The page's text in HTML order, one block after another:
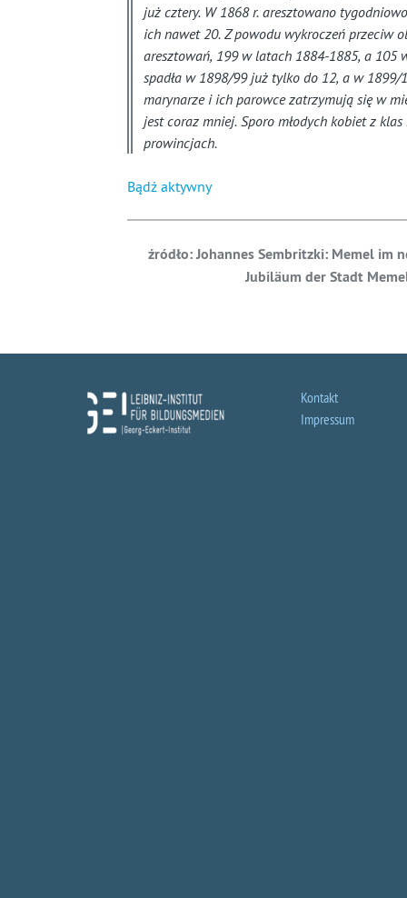
już cztery. W 1868 r. aresztowano
ich nawet 20. Z powodu wykroczeń przeciw
aresztowań, 199 w latach 1884-1885, a 105
spadła w 1898/99 już tylko do 12, a w 1899/
marynarze i ich parowce zatrzymują się w
jest coraz mniej. Sporo młodych kobiet z
prowincjach.
Bądź aktywny
źródło: Johannes Sembritzki: Memel im
Jubiläum der Stadt
Kontakt
Impressum